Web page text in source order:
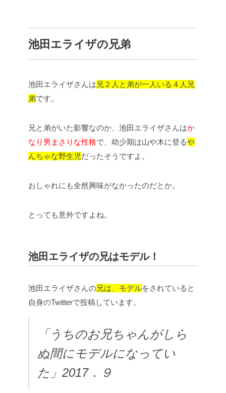
池田エライザの兄弟
池田エライザさんは 兄２人と弟が一人いる４人兄
弟です。
兄と弟がいた影響なのか、池田エライザさんはか
なり男まさりな性格で、幼少期は山や木に登るや
んちゃな野生児だったそうですよ。
おしゃれにも全然興味がなかったのだとか。
とっても意外ですよね。
池田エライザの兄はモデル！
池田エライザさんの兄は、モデルをされていると
自身のTwitterで投稿しています。
「うちのお兄ちゃんがしら
ぬ間にモデルになってい
た」2017．９